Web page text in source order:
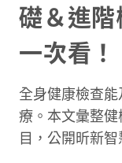
礎＆進階
一次看！
全身健康檢查
療。本文彙整
目，公開昕新